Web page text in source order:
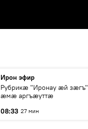
Ирон эфир
Рубрикæ "Иронау ӕй зӕгъ"
ӕмӕ аргъӕуттӕ
08:33 27 мин